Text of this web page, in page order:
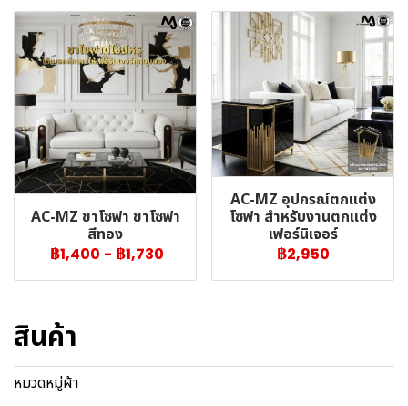
AC-MZ ขาโซฟา ขาโซฟา
สีทอง
฿1,400 - ฿1,730
AC-MZ อุปกรณ์ตกแต่ง
โซฟา สำหรับงานตกแต่ง
เฟอร์นิเจอร์
฿2,950
สินค้า
หมวดหมู่ผ้า